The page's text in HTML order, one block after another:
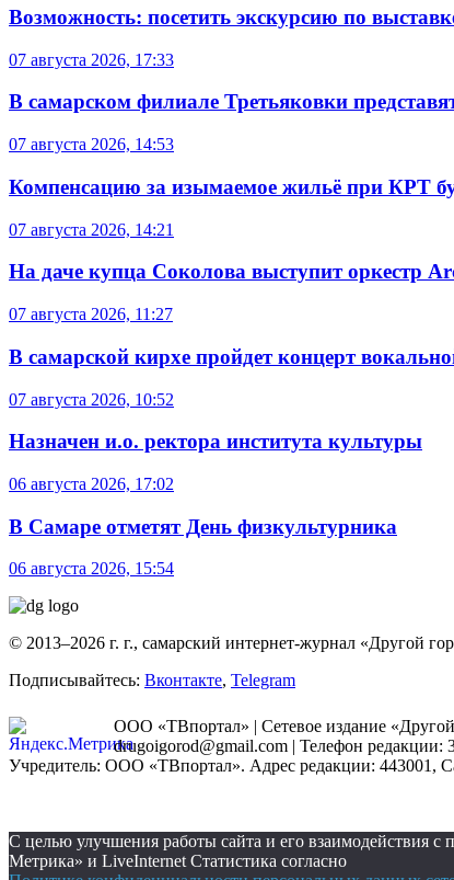
Возможность: посетить экскурсию по
07 августа 2026, 17:33
В самарском филиале Третьяковки
07 августа 2026, 14:53
Компенсацию за изымаемое жильё при КРТ
07 августа 2026, 14:21
На даче купца Соколова выступит оркестр
07 августа 2026, 11:27
В самарской кирхе пройдет концерт
07 августа 2026, 10:52
Назначен и.о. ректора института культуры
06 августа 2026, 17:02
В Самаре отметят День физкультурника
06 августа 2026, 15:54
© 2013–2026 г. г., самарский интернет-журнал «Другой
Подписывайтесь: Вконтакте, Telegram
ООО «ТВпортал» | Сетевое издание
drugoigorod@gmail.com | Телефон редакции:
Учредитель: ООО «ТВпортал». Адрес редакции: 443001,
С целью улучшения работы сайта и его взаимодействия
Метрика» и LiveInternet Статистика согласно